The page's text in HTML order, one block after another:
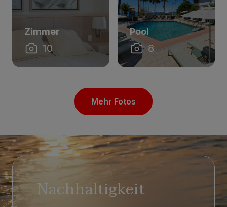
Zimmer
10
Pool
8
Mehr Fotos
Nachhaltigkeit